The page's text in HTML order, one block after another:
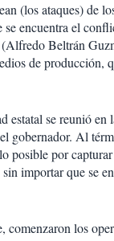
(los ataques) de
se encuentra el
(Alfre­do Beltrán
de producción,
estatal se reunió en
gobernador. Al
posible por
importar que se
comenzaron los